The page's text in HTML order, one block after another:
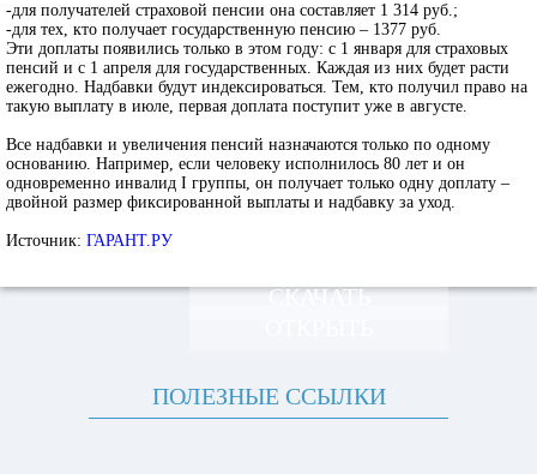
-для получателей страховой пенсии она составляет 1 314 руб.;
-для тех, кто получает государственную пенсию – 1377 руб.
Эти доплаты появились только в этом году: с 1 января для страховых
пенсий и с 1 апреля для государственных. Каждая из них будет расти
ежегодно. Надбавки будут индексироваться. Тем, кто получил право на
такую выплату в июле, первая доплата поступит уже в августе.
Все надбавки и увеличения пенсий назначаются только по одному
основанию. Например, если человеку исполнилось 80 лет и он
одновременно инвалид I группы, он получает только одну доплату –
двойной размер фиксированной выплаты и надбавку за уход.
Источник: ГАРАНТ.РУ
СКАЧАТЬ
ПОЛЕЗНЫЕ ССЫЛКИ